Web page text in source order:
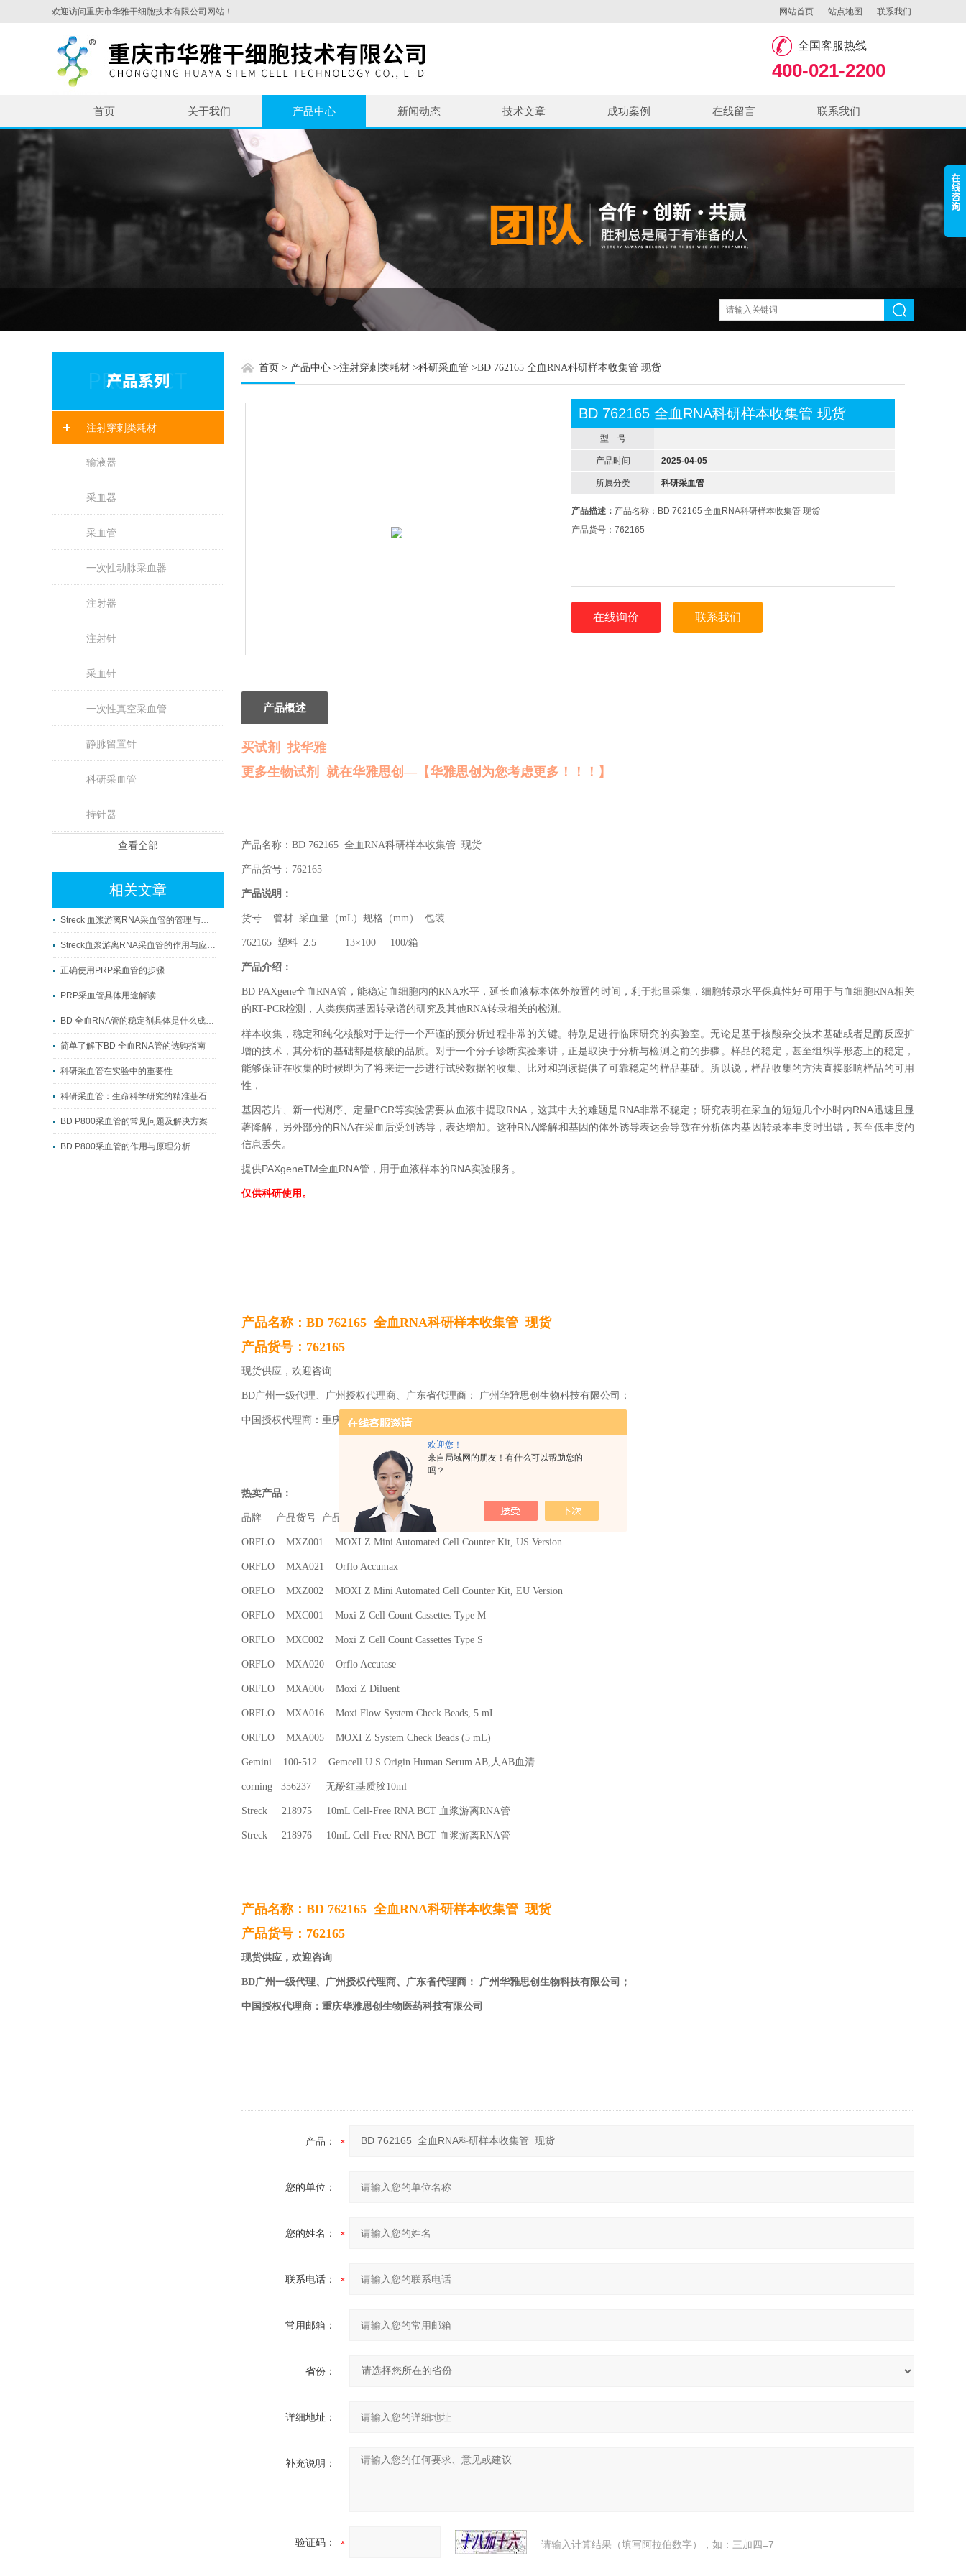
欢迎您！
来自局域网的朋友！有什么可以帮助您的
吗？
欢迎访问重庆市华雅干细胞技术有限公司网站！ 网站首页 - 站点地图 - 联系我们
全国客服热线
400-021-2200
首页 关于我们 产品中心 新闻动态 技术文章 成功案例 在线留言 联系我们
注射穿刺类耗材
输液器
采血器
采血管
一次性动脉采血器
注射器
注射针
采血针
一次性真空采血管
静脉留置针
科研采血管
持针器
查看全部
相关文章
Streck 血浆游离RNA采血管的管理与使用
Streck血浆游离RNA采血管的作用与应用科普
正确使用PRP采血管的步骤
PRP采血管具体用途解读
BD 全血RNA管的稳定剂具体是什么成分？
简单了解下BD 全血RNA管的选购指南
科研采血管在实验中的重要性
科研采血管：生命科学研究的精准基石
BD P800采血管的常见问题及解决方案
BD P800采血管的作用与原理分析
首页 > 产品中心 >注射穿刺类耗材 >科研采血管 >BD 762165 全血RNA科研样本收集管 现货
BD 762165 全血RNA科研样本收集管 现货
型 号
产品时间 2025-04-05
所属分类 科研采血管
产品描述： 产品名称：BD 762165 全血RNA科研样本收集管 现货
产品货号：762165
在线询价 联系我们
产品概述
买试剂 找华雅
更多生物试剂 就在华雅思创—【华雅思创为您考虑更多！！！】
产品名称：BD 762165 全血RNA科研样本收集管 现货
产品货号：762165
产品说明：
货号 管材 采血量（mL) 规格（mm） 包装
762165 塑料 2.5 13×100 100/箱
产品介绍：
BD PAXgene全血RNA管，能稳定血细胞内的RNA水平，延长血液标本体外放置的时间，利于批量采集，细胞转录水平保真性好可用于与血细胞RNA相关
的RT-PCR检测，人类疾病基因转录谱的研究及其他RNA转录相关的检测。
样本收集，稳定和纯化核酸对于进行一个严谨的预分析过程非常的关键。特别是进行临床研究的实验室。无论是基于核酸杂交技术基础或者是酶反应扩
增的技术，其分析的基础都是核酸的品质。对于一个分子诊断实验来讲，正是取决于分析与检测之前的步骤。样品的稳定，甚至组织学形态上的稳定，
能够保证在收集的时候即为了将来进一步进行试验数据的收集、比对和判读提供了可靠稳定的样品基础。所以说，样品收集的方法直接影响样品的可用
性，
基因芯片、新一代测序、定量PCR等实验需要从血液中提取RNA，这其中大的难题是RNA非常不稳定；研究表明在采血的短短几个小时内RNA迅速且显
著降解，另外部分的RNA在采血后受到诱导，表达增加。这种RNA降解和基因的体外诱导表达会导致在分析体内基因转录本丰度时出错，甚至低丰度的
信息丢失。
提供PAXgeneTM全血RNA管，用于血液样本的RNA实验服务。
仅供科研使用。
产品名称：BD 762165 全血RNA科研样本收集管 现货
产品货号：762165
现货供应，欢迎咨询
BD广州一级代理、广州授权代理商、广东省代理商： 广州华雅思创生物科技有限公司；
中国授权代理商：重庆华雅思创生物医药科技有限公司
热卖产品：
品牌 产品货号 产品名称
ORFLO MXZ001 MOXI Z Mini Automated Cell Counter Kit, US Version
ORFLO MXA021 Orflo Accumax
ORFLO MXZ002 MOXI Z Mini Automated Cell Counter Kit, EU Version
ORFLO MXC001 Moxi Z Cell Count Cassettes Type M
ORFLO MXC002 Moxi Z Cell Count Cassettes Type S
ORFLO MXA020 Orflo Accutase
ORFLO MXA006 Moxi Z Diluent
ORFLO MXA016 Moxi Flow System Check Beads, 5 mL
ORFLO MXA005 MOXI Z System Check Beads (5 mL)
Gemini 100-512 Gemcell U.S.Origin Human Serum AB,人AB血清
corning 356237 无酚红基质胶10ml
Streck 218975 10mL Cell-Free RNA BCT 血浆游离RNA管
Streck 218976 10mL Cell-Free RNA BCT 血浆游离RNA管
产品名称： BD 762165 全血RNA科研样本收集管 现货
产品货号：762165
现货供应，欢迎咨询
BD广州一级代理、广州授权代理商、广东省代理商： 广州华雅思创生物科技有限公司；
中国授权代理商：重庆华雅思创生物医药科技有限公司
产品：
您的单位：
您的姓名：
联系电话：
常用邮箱：
省份：
详细地址：
补充说明：
验证码： 请输入计算结果（填写阿拉伯数字），如：三加四=7